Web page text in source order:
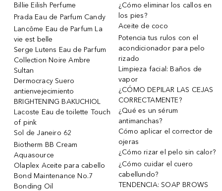
Billie Eilish Perfume
Prada Eau de Parfum Candy
Lancôme Eau de Parfum La
vie est belle
Serge Lutens Eau de Parfum
Collection Noire Ambre
Sultan
Dermocracy Suero
antienvejecimiento
BRIGHTENING BAKUCHIOL
Lacoste Eau de toilette Touch
of pink
Sol de Janeiro 62
Biotherm BB Cream
Aquasource
Olaplex Aceite para cabello
Bond Maintenance No.7
Bonding Oil
¿Cómo eliminar los callos en
los pies?
Aceite de coco
Potencia tus rulos con el
acondicionador para pelo
rizado
Limpieza facial: Baños de
vapor
¿CÓMO DEPILAR LAS CEJAS
CORRECTAMENTE?
¿Qué es un sérum
antimanchas?
Cómo aplicar el corrector de
ojeras
¿Cómo rizar el pelo sin calor?
¿Cómo cuidar el cuero
cabellundo?
TENDENCIA: SOAP BROWS